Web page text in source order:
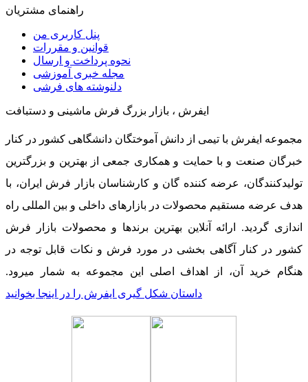
راهنمای مشتریان
پنل کاربری من
قوانین و مقررات
نحوه پرداخت و ارسال
مجله خبری آموزشی
دلنوشته های فرشی
ایفرش ، بازار بزرگ فرش ماشینی و دستبافت
مجموعه ایفرش با تیمی از دانش آموختگان دانشگاهی کشور در کنار
خبرگان صنعت و با حمایت و همکاری جمعی از بهترین و بزرگترین
تولیدکنندگان، عرضه کننده گان و کارشناسان بازار فرش ایران، با
هدف عرضه مستقیم محصولات در بازارهای داخلی و بین المللی راه
اندازی گردید. ارائه آنلاین بهترین برندها و محصولات بازار فرش
کشور در کنار آگاهی بخشی در مورد فرش و نکات قابل توجه در
هنگام خرید آن، از اهداف اصلی این مجموعه به شمار میرود.
داستان شکل گیری ایفرش را در اینجا بخوانید